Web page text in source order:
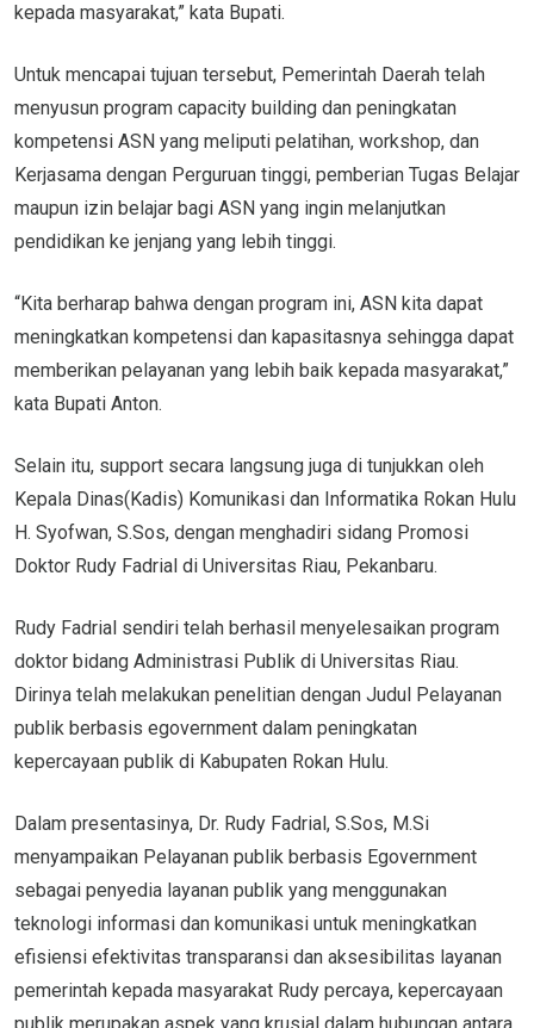
kepada masyarakat,” kata Bupati.
Untuk mencapai tujuan tersebut, Pemerintah Daerah telah
menyusun program capacity building dan peningkatan
kompetensi ASN yang meliputi pelatihan, workshop, dan
Kerjasama dengan Perguruan tinggi, pemberian Tugas Belajar
maupun izin belajar bagi ASN yang ingin melanjutkan
pendidikan ke jenjang yang lebih tinggi.
“Kita berharap bahwa dengan program ini, ASN kita dapat
meningkatkan kompetensi dan kapasitasnya sehingga dapat
memberikan pelayanan yang lebih baik kepada masyarakat,”
kata Bupati Anton.
Selain itu, support secara langsung juga di tunjukkan oleh
Kepala Dinas(Kadis) Komunikasi dan Informatika Rokan Hulu
H. Syofwan, S.Sos, dengan menghadiri sidang Promosi
Doktor Rudy Fadrial di Universitas Riau, Pekanbaru.
Rudy Fadrial sendiri telah berhasil menyelesaikan program
doktor bidang Administrasi Publik di Universitas Riau.
Dirinya telah melakukan penelitian dengan Judul Pelayanan
publik berbasis egovernment dalam peningkatan
kepercayaan publik di Kabupaten Rokan Hulu.
Dalam presentasinya, Dr. Rudy Fadrial, S.Sos, M.Si
menyampaikan Pelayanan publik berbasis Egovernment
sebagai penyedia layanan publik yang menggunakan
teknologi informasi dan komunikasi untuk meningkatkan
efisiensi efektivitas transparansi dan aksesibilitas layanan
pemerintah kepada masyarakat Rudy percaya, kepercayaan